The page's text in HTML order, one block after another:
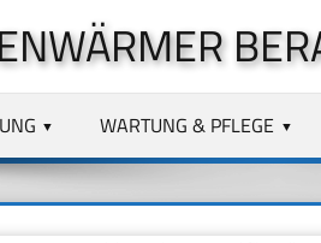
WARTUNG & PFLEGE